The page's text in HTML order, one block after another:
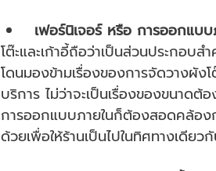
เฟอร์นิเจอร์ หรือ การออกแบ
โต๊ะและเก้าอี้ถือว่าเป็นส่วนประกอบ
โดนมองข้ามเรื่องของการจัดวางผัง
บริการ ไม่ว่าจะเป็นเรื่องของขนาด
การออกแบบภายในก็ต้องสอดคล้อง
ด้วยเพื่อให้ร้านเป็นไปในทิศทางเดีย